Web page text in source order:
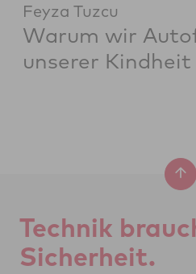
Feyza Tuzcu
Warum wir
unserer Kindheit
Tech­nik
Si­cher­heit.